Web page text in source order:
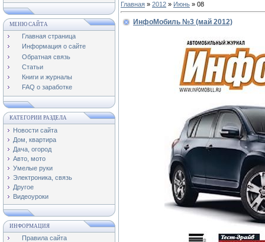
МЕНЮ САЙТА
Главная страница
Информация о сайте
Обратная связь
Статьи
Книги и журналы
FAQ о заработке
КАТЕГОРИИ РАЗДЕЛА
Новости сайта
Дом, квартира
Дача, огород
Авто, мото
Умелые руки
Электроника, связь
Другое
Видеоуроки
ИНФОРМАЦИЯ
Правила сайта
Главная » 2012 » Июнь » 08
ИнфоМобиль №3 (май 2012)